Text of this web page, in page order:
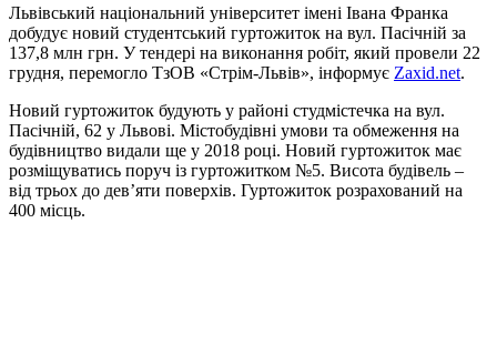
Львівський національний університет імені Івана Франка
добудує новий студентський гуртожиток на вул. Пасічній за
137,8 млн грн. У тендері на виконання робіт, який провели 22
грудня, перемогло ТзОВ «Стрім-Львів», інформує Zaxid.net.
Новий гуртожиток будують у районі студмістечка на вул.
Пасічній, 62 у Львові. Містобудівні умови та обмеження на
будівництво видали ще у 2018 році. Новий гуртожиток має
розміщуватись поруч із гуртожитком №5. Висота будівель –
від трьох до дев’яти поверхів. Гуртожиток розрахований на
400 місць.